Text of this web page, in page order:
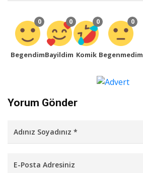
0
Begendim
0
Bayildim
0
Komik
0
Begenmedim
Yorum Gönder